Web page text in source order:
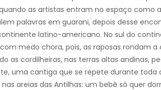
as artistas entram no espaço como
palavras em guarani, depois desse
latino-americano. No sul do
medo chora, pois, as raposas rondam
as cordilheiras, nas terras altas andinas,
uma cantiga que se repete durante toda
areias das Antilhas: um bebê só quer